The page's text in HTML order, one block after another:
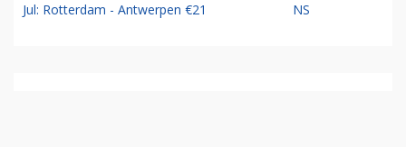
Jul: Rotterdam - Antwerpen €21 NS